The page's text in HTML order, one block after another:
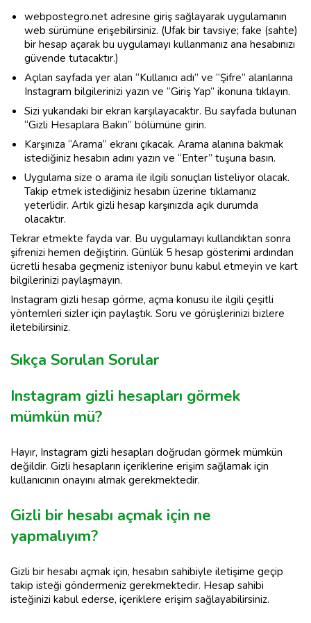
webpostegro.net adresine giriş sağlayarak uygulamanın
web sürümüne erişebilirsiniz. (Ufak bir tavsiye; fake (sahte)
bir hesap açarak bu uygulamayı kullanmanız ana hesabınızı
güvende tutacaktır.)
Açılan sayfada yer alan “Kullanıcı adı” ve “Şifre” alanlarına
Instagram bilgilerinizi yazın ve “Giriş Yap” ikonuna tıklayın.
Sizi yukarıdaki bir ekran karşılayacaktır. Bu sayfada bulunan
“Gizli Hesaplara Bakın” bölümüne girin.
Karşınıza “Arama” ekranı çıkacak. Arama alanına bakmak
istediğiniz hesabın adını yazın ve “Enter” tuşuna basın.
Uygulama size o arama ile ilgili sonuçları listeliyor olacak.
Takip etmek istediğiniz hesabın üzerine tıklamanız
yeterlidir. Artık gizli hesap karşınızda açık durumda
olacaktır.
Tekrar etmekte fayda var. Bu uygulamayı kullandıktan sonra
şifrenizi hemen değiştirin. Günlük 5 hesap gösterimi ardından
ücretli hesaba geçmeniz isteniyor bunu kabul etmeyin ve kart
bilgilerinizi paylaşmayın.
Instagram gizli hesap görme, açma konusu ile ilgili çeşitli
yöntemleri sizler için paylaştık. Soru ve görüşlerinizi bizlere
iletebilirsiniz.
Sıkça Sorulan Sorular
Instagram gizli hesapları görmek
mümkün mü?
Hayır, Instagram gizli hesapları doğrudan görmek mümkün
değildir. Gizli hesapların içeriklerine erişim sağlamak için
kullanıcının onayını almak gerekmektedir.
Gizli bir hesabı açmak için ne
yapmalıyım?
Gizli bir hesabı açmak için, hesabın sahibiyle iletişime geçip
takip isteği göndermeniz gerekmektedir. Hesap sahibi
isteğinizi kabul ederse, içeriklere erişim sağlayabilirsiniz.